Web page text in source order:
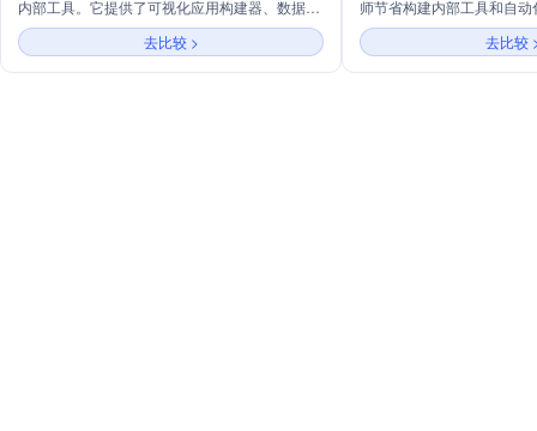
内部工具。它提供了可视化应用构建器、数据集
成、内置数据库、工作流程自动化以及模板等功
能，旨在帮助用户快速创建和部署内部应用程
序，无需专业的工程师团队。
去比较 >
师节省构建内部工具和自
精力。它支持从任何数据
和工作流程，并安全部署
去比较